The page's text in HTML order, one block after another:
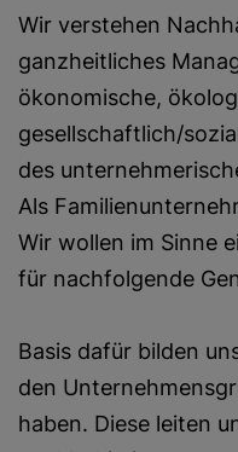
Wir verstehen
ganzheitliches
ökonomische,
gesellschaftlich/
des
Als
Wir wollen im Sinne
für nachfolgende
Basis dafür bilden
den
haben. Diese leiten